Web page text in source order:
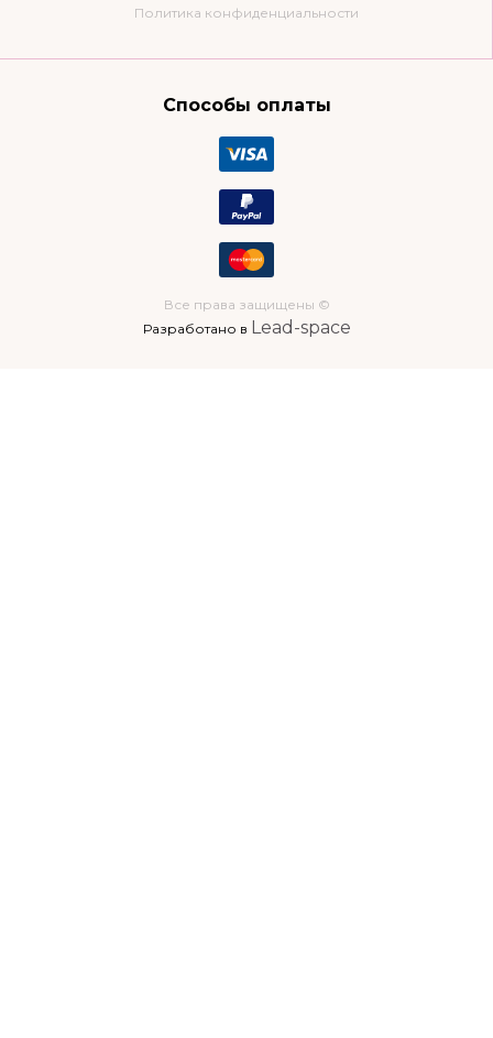
Политика конфиденциальности
Способы оплаты
Все права защищены ©
Разработано в Lead-space